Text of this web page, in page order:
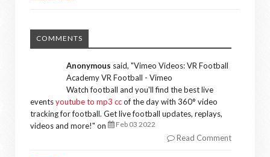
COMMENTS
Anonymous said, "Vimeo Videos: VR Football
Academy VR Football - Vimeo
Watch football and you'll find the best live
eventsyoutube to mp3 ccof the day with 360° video
tracking for football. Get live football updates, replays,
videos and more!" on Feb 03 2022
Read Comment